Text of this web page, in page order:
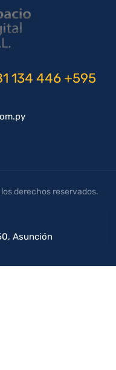
134 446 +595
Asunción
derechos reservados.